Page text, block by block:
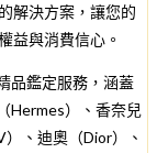
解決方案，讓您的
益與消費信心。
品鑑定服務，涵蓋
Hermes）、香奈兒
）、迪奧（Dior）、